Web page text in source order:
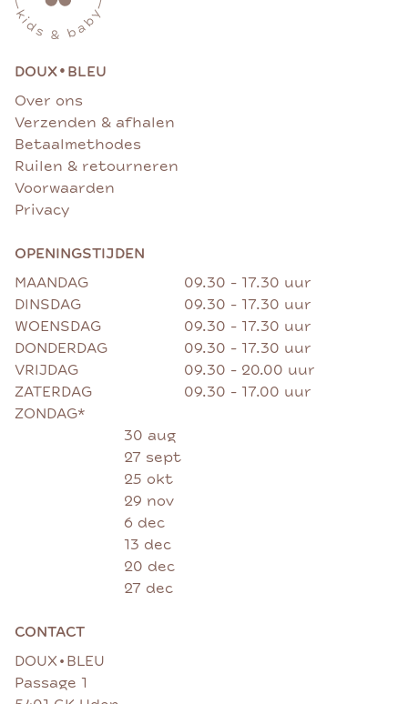
DOUX• BLEU
Over ons
Verzenden & afhalen
Betaalmethodes
Ruilen & retourneren
Voorwaarden
Privacy
OPENINGSTIJDEN
MAANDAG
09.30 - 17.30 uur
DINSDAG
09.30 - 17.30 uur
WOENSDAG
09.30 - 17.30 uur
DONDERDAG
09.30 - 17.30 uur
VRIJDAG
09.30 - 20.00 uur
ZATERDAG
09.30 - 17.00 uur
ZONDAG*
30 aug
27 sept
25 okt
29 nov
6 dec
13 dec
20 dec
27 dec
CONTACT
DOUX • BLEU
Passage 1